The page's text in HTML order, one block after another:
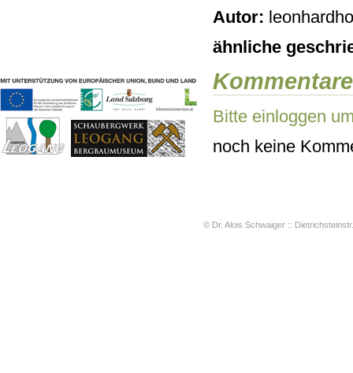
Autor:
ähnliche
Kommentare
Bitte einloggen
noch keine
© Dr. Alois Schwaiger ::